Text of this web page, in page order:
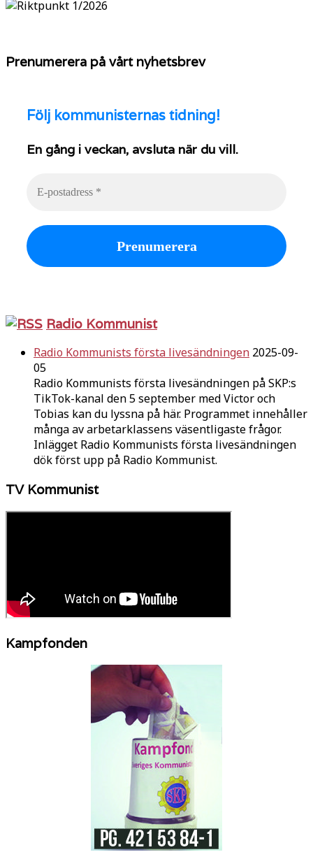
Prenumerera på vårt nyhetsbrev
Följ kommunisternas tidning!
En gång i veckan, avsluta när du vill.
Radio Kommunist
Radio Kommunists första livesändningen 2025-09-
05
Radio Kommunists första livesändningen på SKP:s
TikTok-kanal den 5 september med Victor och
Tobias kan du lyssna på här. Programmet innehåller
många av arbetarklassens väsentligaste frågor.
Inlägget Radio Kommunists första livesändningen
dök först upp på Radio Kommunist.
TV Kommunist
Kampfonden